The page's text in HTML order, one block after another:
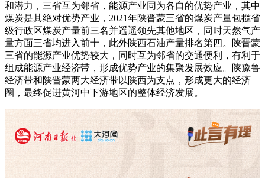
和潜力，三省互为邻省，能源产业同为各自的优势产业，其中
煤炭是其绝对优势产业，2021年陕晋蒙三省的煤炭产量包揽省
级行政区煤炭产量前三名并遥遥领先其他地区，同时天然气产
量方面三省均进入前十，此外陕西石油产量排名第四。陕晋蒙
三省的能源产业优势较大，同时互为邻省的交通便利，有利于
组成能源产业经济带，形成优势产业的集聚发展效应。陕豫鲁
经济带和陕晋蒙两大经济带以陕西为支点，形成更大的经济
圈，最终促进黄河中下游地区的整体经济发展。